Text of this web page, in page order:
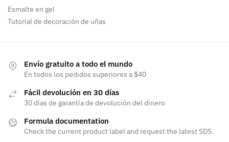
Esmalte en gel
Tutorial de decoración de uñas
Envío gratuito a todo el mundo
En todos los pedidos superiores a $40
Fácil devolución en 30 días
30 días de garantía de devolución del dinero
Formula documentation
Check the current product label and request the latest SDS.